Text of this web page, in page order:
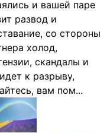
и вашей паре
развод и
со стороны
холод,
скандалы и
к разрыву,
вам пом...